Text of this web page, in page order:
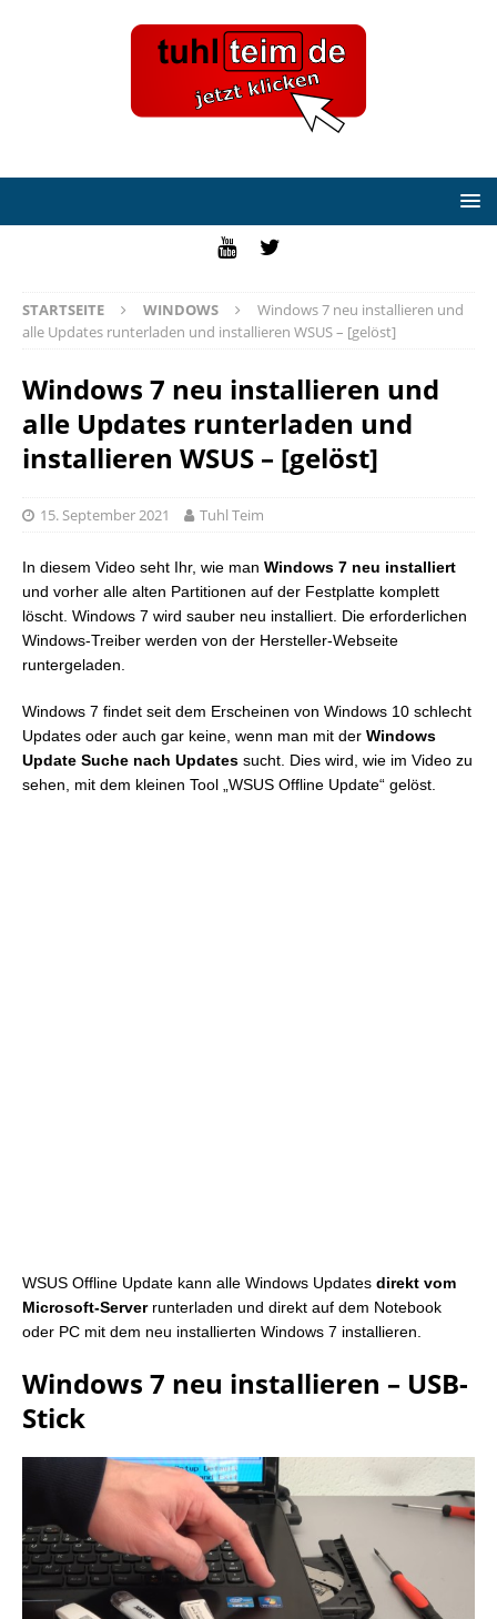
STARTSEITE WINDOWS
Windows 7 neu installieren und
alle Updates runterladen und installieren WSUS – [gelöst]
Windows 7 neu installieren und
alle Updates runterladen und
installieren WSUS – [gelöst]
15. September 2021 Tuhl Teim
In diesem Video seht Ihr, wie man Windows 7 neu installiert
und vorher alle alten Partitionen auf der Festplatte komplett
löscht. Windows 7 wird sauber neu installiert. Die erforderlichen
Windows-Treiber werden von der Hersteller-Webseite
runtergeladen.
Windows 7 findet seit dem Erscheinen von Windows 10 schlecht
Updates oder auch gar keine, wenn man mit der Windows
Update Suche nach Updates sucht. Dies wird, wie im Video zu
sehen, mit dem kleinen Tool „WSUS Offline Update“ gelöst.
WSUS Offline Update kann alle Windows Updates direkt vom
Microsoft-Serverrunterladen und direkt auf dem Notebook
oder PC mit dem neu installierten Windows 7 installieren.
Windows 7 neu installieren – USB-
Stick